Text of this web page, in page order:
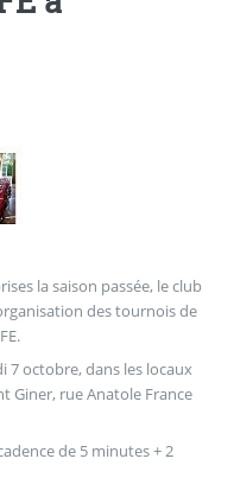
la saison passée, le club
des tournois de
7 octobre, dans les locaux
Giner, rue Anatole France
de 5 minutes + 2